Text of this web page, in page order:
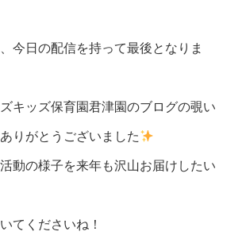
今日の配信を持って最後となりま
キッズ保育園君津園のブログの覗い
りがとうございました
動の様子を来年も沢山お届けしたい
てくださいね！